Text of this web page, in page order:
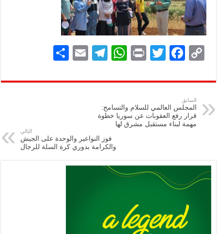
C
p
y
Li
n
F
eb
k
T
tt
P
nt
W
at
A
p
Te
gr
E
ai
ar
السابق
المجلس العالمي للسلام والتسامح:
قرار رفع العقوبات عن سوريا خطوة
مهمة لبناء مستقبل مشرق لها
التالي
فوز النواعير والوحدة على الجيش
والكرامة بدوري كرة السلة للرجال